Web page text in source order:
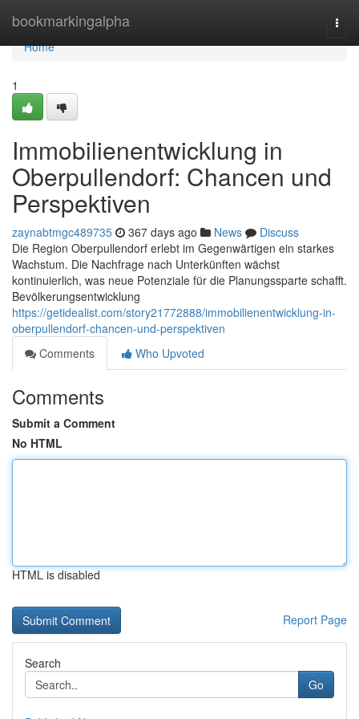
bookmarkingalpha
Home
Home
1
Immobilienentwicklung in
Oberpullendorf: Chancen und
Perspektiven
zaynabtmgc489735 367 days ago News
Discuss
Die Region Oberpullendorf erlebt im Gegenwärtigen ein starkes
Wachstum. Die Nachfrage nach Unterkünften wächst
kontinuierlich, was neue Potenziale für die Planungssparte schafft.
Bevölkerungsentwicklung
https://getidealist.com/story21772888/immobilienentwicklung-in-
oberpullendorf-chancen-und-perspektiven
Comments
Who Upvoted
Comments
Submit a Comment
No HTML
HTML is disabled
Report Page
Search
Go